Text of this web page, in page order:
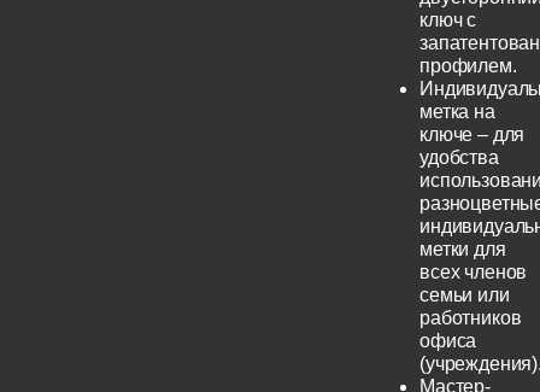
ключ с
профилем.
метка на
ключе – для
удобства
метки для
всех членов
семьи или
работников
офиса
Мастер-